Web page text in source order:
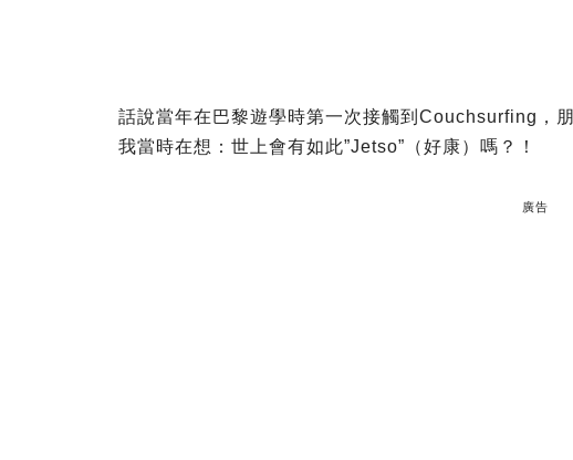
話說當年在巴黎遊學時第一次接觸到Couchsurfing，
我當時在想：世上會有如此”Jetso”（好康）嗎？！
廣告